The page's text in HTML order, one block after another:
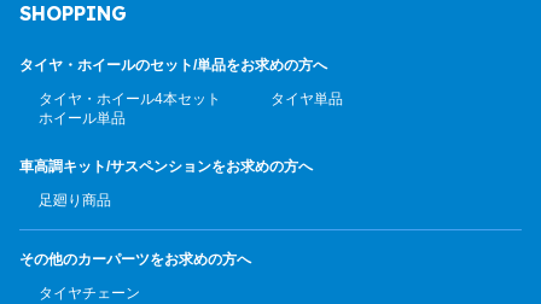
SHOPPING
タイヤ・ホイールのセット/単品をお求めの方へ
タイヤ・ホイール4本セット
タイヤ単品
ホイール単品
車高調キット/サスペンションをお求めの方へ
足廻り商品
その他のカーパーツをお求めの方へ
タイヤチェーン